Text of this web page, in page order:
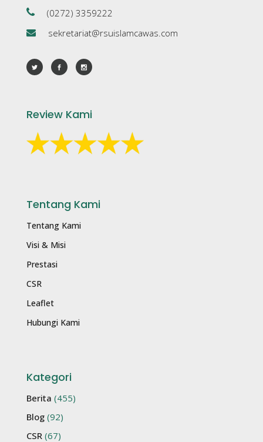
(0272) 3359222
sekretariat@rsuislamcawas.com
Review Kami
Tentang Kami
Tentang Kami
Visi & Misi
Prestasi
CSR
Leaflet
Hubungi Kami
Kategori
Berita (455)
Blog (92)
CSR (67)